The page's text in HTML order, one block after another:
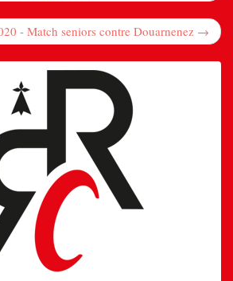
- Match seniors contre Douarnenez →